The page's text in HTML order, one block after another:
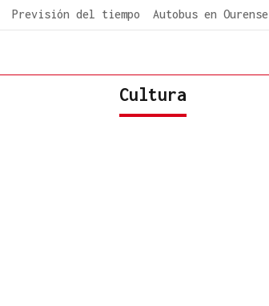
Previsión del tiempo Autobus en Ourense
Cultura